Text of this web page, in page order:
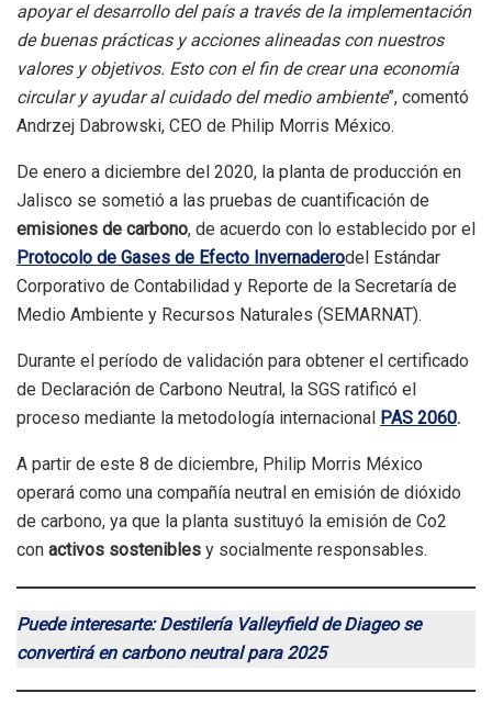
apoyar el desarrollo del país a través de la implementación
de buenas prácticas y acciones alineadas con nuestros
valores y objetivos. Esto con el fin de crear una economía
circular y ayudar al cuidado del medio ambiente”, comentó
Andrzej Dabrowski, CEO de Philip Morris México.
De enero a diciembre del 2020, la planta de producción en
Jalisco se sometió a las pruebas de cuantificación de
emisiones de carbono, de acuerdo con lo establecido por el
Protocolo de Gases de Efecto Invernaderodel Estándar
Corporativo de Contabilidad y Reporte de la Secretaría de
Medio Ambiente y Recursos Naturales (SEMARNAT).
Durante el período de validación para obtener el certificado
de Declaración de Carbono Neutral, la SGS ratificó el
proceso mediante la metodología internacional PAS 2060.
A partir de este 8 de diciembre, Philip Morris México
operará como una compañía neutral en emisión de dióxido
de carbono, ya que la planta sustituyó la emisión de Co2
con activos sostenibles y socialmente responsables.
Puede interesarte: Destilería Valleyfield de Diageo se
convertirá en carbono neutral para 2025